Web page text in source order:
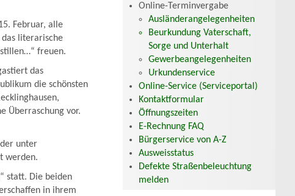
Februar, alle
das literarische
freuen.
das
die schönsten
Überraschung vor.
unter
werden.
statt. Die beiden
in ihrem
Online-Terminvergabe
Ausländerangelegenheiten
Beurkundung Vaterschaft,
Sorge und Unterhalt
Gewerbeangelegenheiten
Urkundenservice
Online-Service (Serviceportal)
Kontaktformular
Öffnungszeiten
E-Rechnung FAQ
Bürgerservice von A-Z
Ausweisstatus
Defekte Straßenbeleuchtung
melden